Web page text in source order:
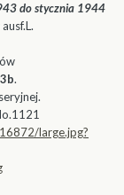
do stycznia 1944
.
large.jpg?